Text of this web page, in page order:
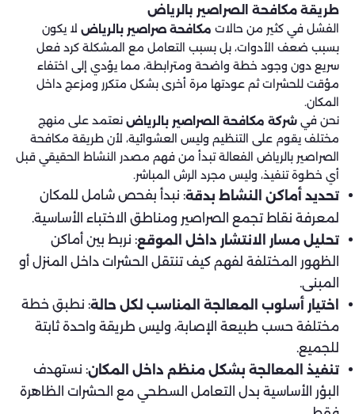
طريقة مكافحة الصراصير​ بالرياض
الفشل في كثير من حالاتمكافحة صراصير بالرياضلا يكون
بسبب ضعف الأدوات، بل بسبب التعامل مع المشكلة كرد فعل
سريع دون وجود خطة واضحة ومترابطة، مما يؤدي إلى اختفاء
مؤقت للحشرات ثم عودتها مرة أخرى بشكل متكرر ومزعج داخل
المكان.
نحن في شركة مكافحة الصراصير بالرياضنعتمد على منهج
مختلف يقوم على التنظيم وليس العشوائية، لأن طريقة مكافحة
الصراصير بالرياض الفعالة تبدأ من فهم مصدر النشاط الحقيقي قبل
أي خطوة تنفيذ، وليس مجرد الرش المباشر.
تحديد أماكن النشاط بدقة: نبدأ بفحص شامل للمكان
لمعرفة نقاط تجمع الصراصير ومناطق الاختباء الأساسية.
تحليل مسار الانتشار داخل الموقع: نربط بين أماكن
الظهور المختلفة لفهم كيف تنتقل الحشرات داخل المنزل أو
المبنى.
اختيار أسلوب المعالجة المناسب لكل حالة: نطبق خطة
مختلفة حسب طبيعة الإصابة، وليس طريقة واحدة ثابتة
للجميع.
تنفيذ المعالجة بشكل منظم داخل المكان: نستهدف
البؤر الأساسية بدل التعامل السطحي مع الحشرات الظاهرة